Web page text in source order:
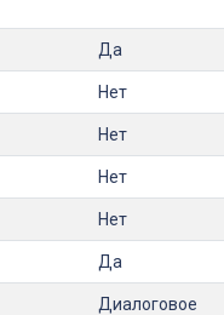
Да
Нет
Нет
Нет
Нет
Да
Диалоговое